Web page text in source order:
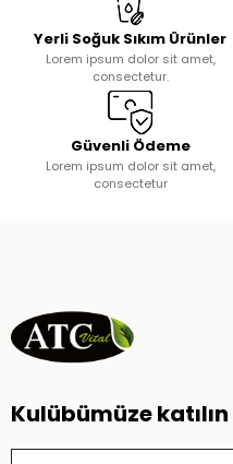
Yerli Soğuk Sıkım Ürünler
Lorem ipsum dolor sit amet,
consectetur.
Güvenli Ödeme
Lorem ipsum dolor sit amet,
consectetur
Kulübümüze